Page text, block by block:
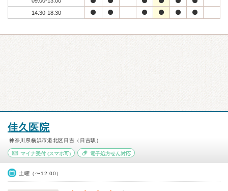
14:30-18:30
佳久医院
神奈川県横浜市港北区日吉（日吉駅）
マイナ受付 (スマホ可) 電子処方せん対応
土曜（〜12:00）